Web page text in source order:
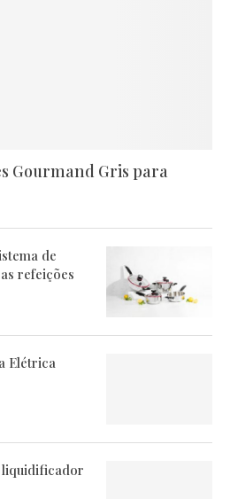
Gourmand Gris para
de
refeições
Elétrica
liquidificador